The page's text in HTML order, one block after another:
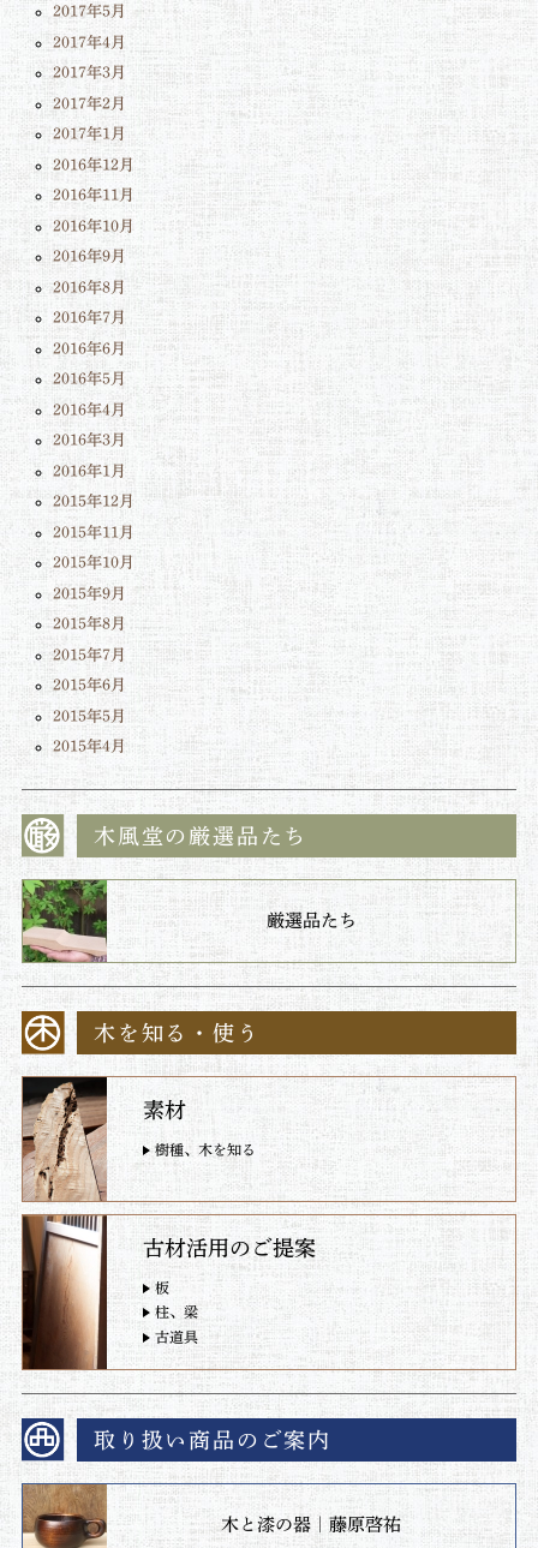
2017年5月
2017年4月
2017年3月
2017年2月
2017年1月
2016年12月
2016年11月
2016年10月
2016年9月
2016年8月
2016年7月
2016年6月
2016年5月
2016年4月
2016年3月
2016年1月
2015年12月
2015年11月
2015年10月
2015年9月
2015年8月
2015年7月
2015年6月
2015年5月
2015年4月
木風堂の厳選品たち
厳選品たち
木を知る・使う
素材
樹種、木を知る
古材活用のご提案
板
柱、梁
古道具
取り扱い商品のご案内
木と漆の器｜藤原啓祐